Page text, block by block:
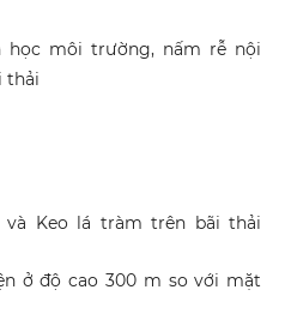
học môi trường, nấm rễ nội
thải
Keo lá tràm trên bãi thải
ở độ cao 300 m so với mặt